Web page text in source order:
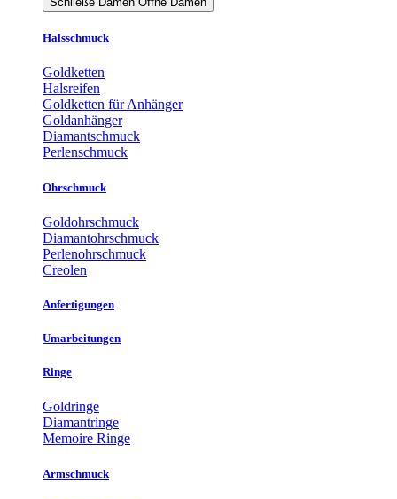
Halsschmuck
Goldketten
Halsreifen
Goldketten für Anhänger
Goldanhänger
Diamantschmuck
Perlenschmuck
Ohrschmuck
Goldohrschmuck
Diamantohrschmuck
Perlenohrschmuck
Creolen
Anfertigungen
Umarbeitungen
Ringe
Goldringe
Diamantringe
Memoire Ringe
Armschmuck